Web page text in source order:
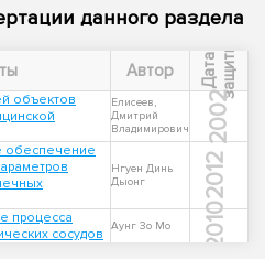
данного раздела
Автор Д
а
т
а
з
а
щ
и
т ы
объектов
Елисеев,
Дмитрий
Владимирович
2002
обеспечение
Нгуен Динь
Дыонг
2012
процесса
сосудов
Аунг Зо Мо 2010